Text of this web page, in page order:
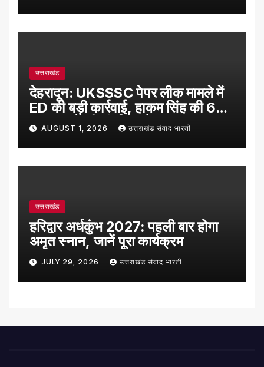
उत्तराखंड
देहरादून: UKSSSC पेपर लीक मामले में
ED की बड़ी कार्रवाई, हाकम सिंह की 63
लाख रुपये की संपत्ति अटैच
AUGUST 1, 2026 उत्तराखंड संवाद भारती
उत्तराखंड
हरिद्वार अर्धकुंभ 2027: पहली बार होगा
अमृत स्नान, जानें पूरा कार्यक्रम
JULY 29, 2026 उत्तराखंड संवाद भारती